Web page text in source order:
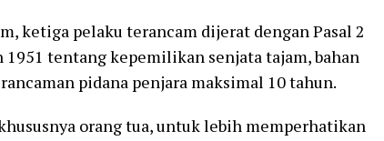
ketiga pelaku terancam dijerat dengan Pasal 2
1951 tentang kepemilikan senjata tajam, bahan
pidana penjara maksimal 10 tahun.
orang tua, untuk lebih memperhatikan